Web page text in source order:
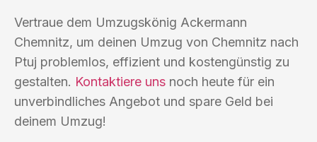
Vertraue dem Umzugskönig Ackermann
Chemnitz, um deinen Umzug von Chemnitz nach
Ptuj problemlos, effizient und kostengünstig zu
gestalten. Kontaktiere uns noch heute für ein
unverbindliches Angebot und spare Geld bei
deinem Umzug!